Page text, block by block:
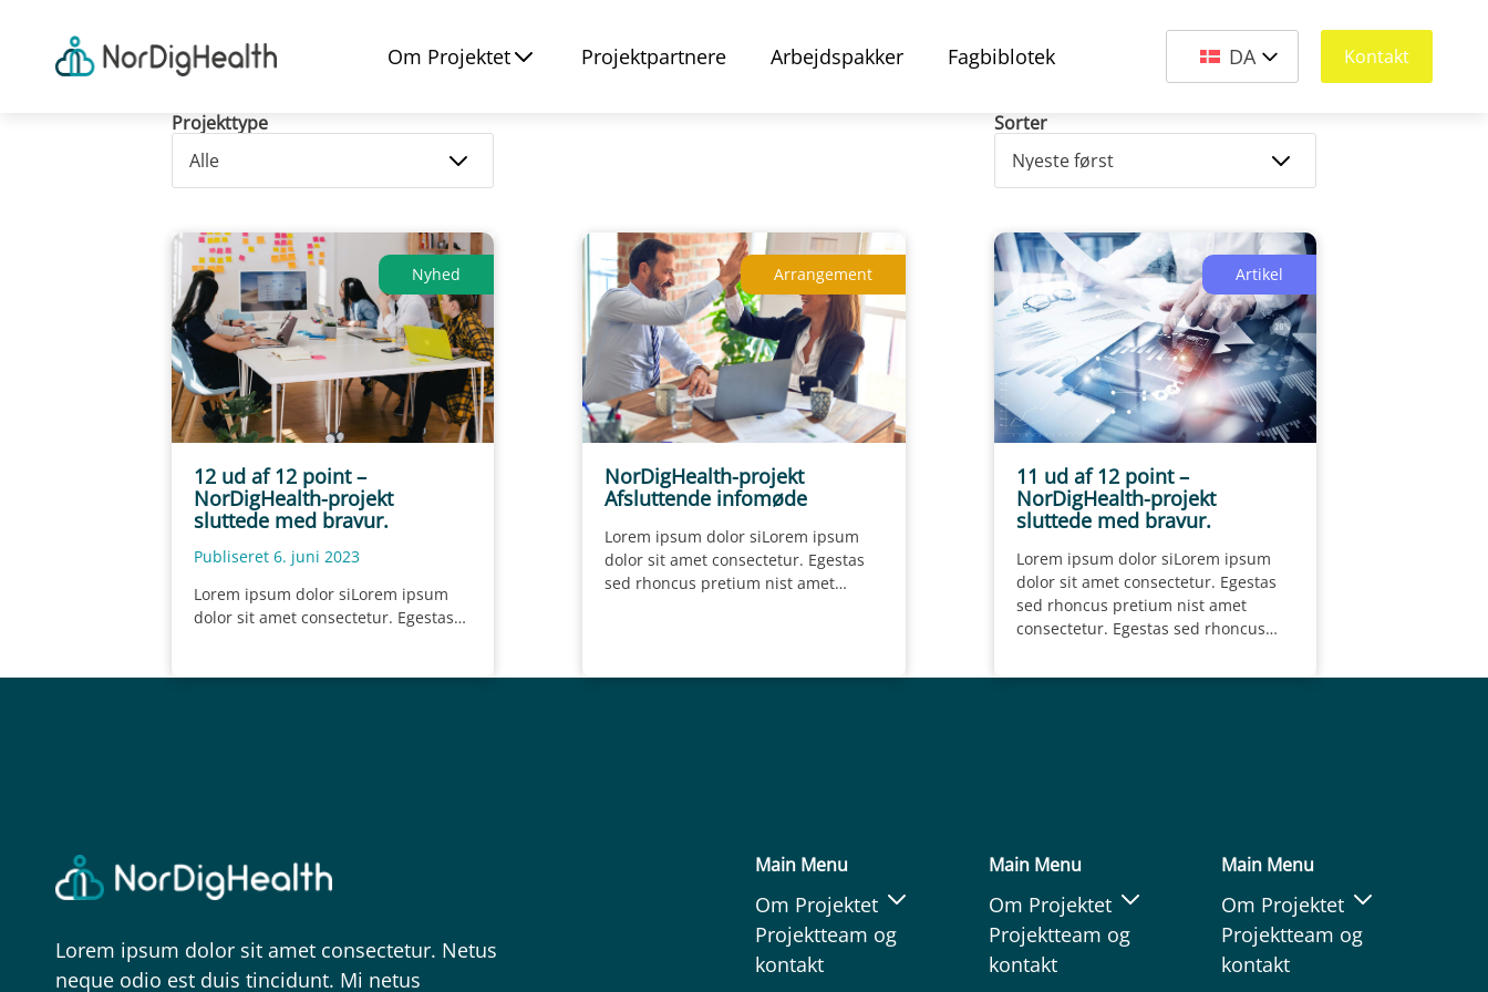
Om Projektet Projektpartnere Arbejdspakker Fagbiblotek DA Kontakt
Projekttype Sorter
Nyhed
12 ud af 12 point –
NorDigHealth-projekt
sluttede med bravur.
Publiseret 6. juni 2023
Lorem ipsum dolor siLorem ipsum
dolor sit amet consectetur. Egestas
Arrangement
NorDigHealth-projekt
Afsluttende infomøde
Lorem ipsum dolor siLorem ipsum
dolor sit amet consectetur. Egestas
sed rhoncus pretium nist amet
Artikel
11 ud af 12 point –
NorDigHealth-projekt
sluttede med bravur.
Lorem ipsum dolor siLorem ipsum
dolor sit amet consectetur. Egestas
sed rhoncus pretium nist amet
consectetur. Egestas sed rhoncus
Lorem ipsum dolor sit amet consectetur. Netus
neque odio est duis tincidunt. Mi netus
Main Menu
Om Projektet
Projektteam og
kontakt
Main Menu
Om Projektet
Projektteam og
kontakt
Main Menu
Om Projektet
Projektteam og
kontakt